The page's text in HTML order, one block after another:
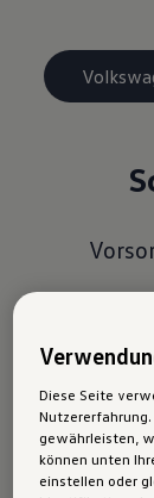
Werterhalt
bieten wir
Diese Seite
gewährleisten,
können unten
einstellen oder